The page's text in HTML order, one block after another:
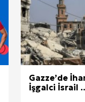
Gazze’de
İşgalci İsrail